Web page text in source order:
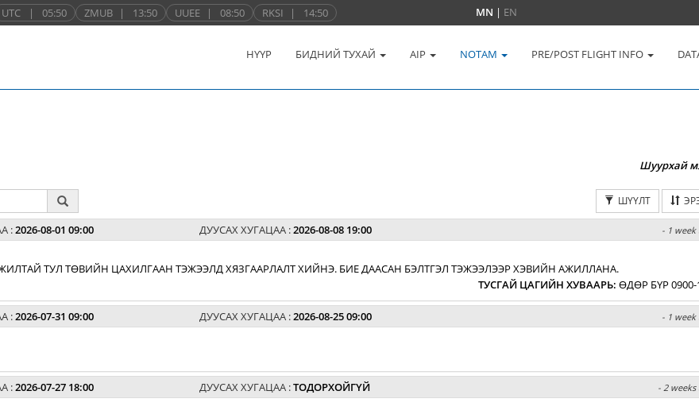
UTC | 05:50 ZMUB | 13:50 UUEE | 08:50 RKSI | 14:50 MN | EN
НҮҮР БИДНИЙ ТУХАЙ AIP NOTAM PRE/POST FLIGHT INFO
Шуурхай
ШҮҮЛТ
:2026-08-01 09:00 ДУУСАХ ХУГАЦАА :2026-08-08 19:00 - 1 week
ТУЛ ТӨВИЙН ЦАХИЛГААН ТЭЖЭЭЛД ХЯЗГААРЛАЛТ ХИЙНЭ. БИЕ ДААСАН БЭЛТГЭЛ ТЭЖЭЭЛЭЭР ХЭВИЙН АЖИЛЛАНА.
ТУСГАЙ ЦАГИЙН ХУВААРЬ: ӨДӨР БҮР 0900-
:2026-07-31 09:00 ДУУСАХ ХУГАЦАА :2026-08-25 09:00 - 1 week
:2026-07-27 18:00 ДУУСАХ ХУГАЦАА :ТОДОРХОЙГҮЙ - 2 weeks